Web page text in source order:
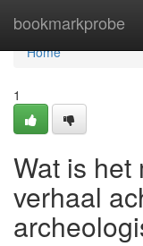
bookmarkprobe
Home
Home
1
Wat is het
verhaal